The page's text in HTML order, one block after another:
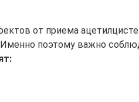
от приема
поэтому важно